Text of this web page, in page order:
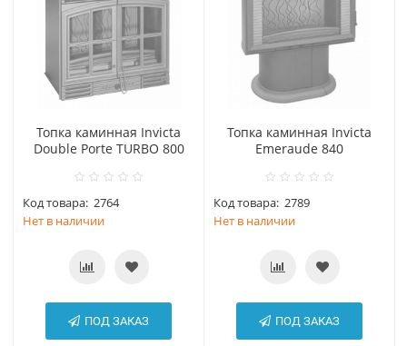
Топка каминная Invicta
Double Porte TURBO 800
Код товара: 2764
Нет в наличии
ПОД ЗАКАЗ
Топка каминная Invicta
Emeraude 840
Код товара: 2789
Нет в наличии
ПОД ЗАКАЗ